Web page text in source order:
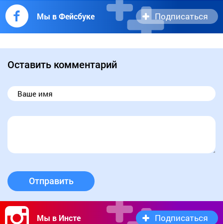
Мы в Фейсбуке Подписаться
Оставить комментарий
Отправить
Мы в Инсте Подписаться